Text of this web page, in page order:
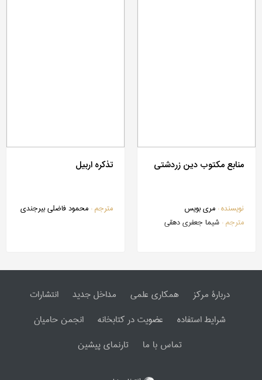
منابع مکتوب دین زردشتی
نویسنده : مری بویس
مترجم : شیما جعفری دهقی
تذکره اربیل
مترجم : محمود فاضلی بیرجندی
دربارۀ مرکز همکاری علمی مداخل جدید
انتشارات
شرایط استفاده
عضویت در کتابخانه
انجمن حامیان
تماس با ما
تارنمای پیشین